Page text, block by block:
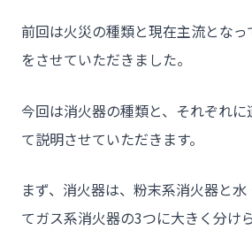
前回は火災の種類と現在主流とな
をさせていただきました。
今回は消火器の種類と、それぞれ
て説明させていただきます。
まず、消火器は、粉末系消火器と
てガス系消火器の3つに大きく分けら